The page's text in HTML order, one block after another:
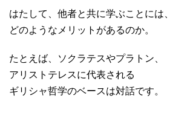
はたして、他者と共に学ぶことには、
どのようなメリットがあるのか。
たとえば、ソクラテスやプラトン、
アリストテレスに代表される
ギリ シャ哲学のベースは対話です。